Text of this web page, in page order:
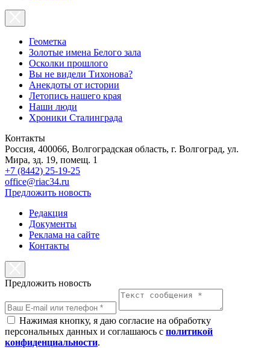
Геометка
Золотые имена Белого зала
Осколки прошлого
Вы не видели Тихонова?
Анекдоты от истории
Летопись нашего края
Наши люди
Хроники Сталинграда
Контакты
Россия, 400066, Волгоградская область, г. Волгоград, ул.
Мира, зд. 19, помещ. 1
+7 (8442) 25-19-25
office@riac34.ru
Предложить новость
Редакция
Документы
Реклама на сайте
Контакты
Предложить новость
Нажимая кнопку, я даю согласие на обработку
персональных данных и соглашаюсь с политикой
конфиденциальности.